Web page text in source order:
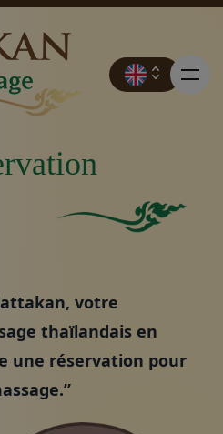
votre
thaïlandais en
une réservation pour